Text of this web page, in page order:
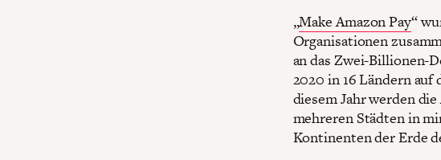
„Make Amazon Pay“
Organisationen
an das Zwei-Billionen-
2020 in 16 Ländern
diesem Jahr werden
mehreren Städten in
Kontinenten der Erde